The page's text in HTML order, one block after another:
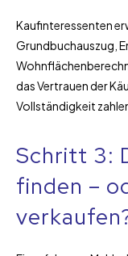
Kaufinteressenten
Grundbuchauszug,
das Vertrauen der
Vollständigkeit
Schritt 3:
finden –